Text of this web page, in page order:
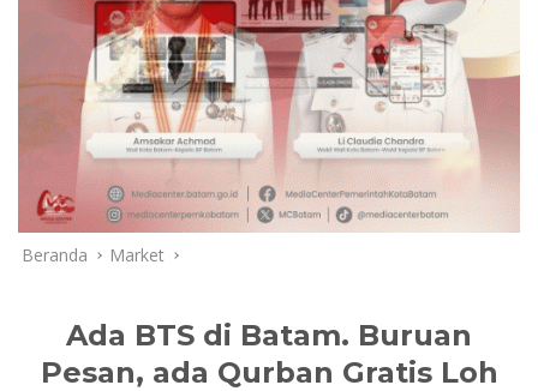
Beranda Market
Ada BTS di Batam. Buruan
Pesan, ada Qurban Gratis Loh